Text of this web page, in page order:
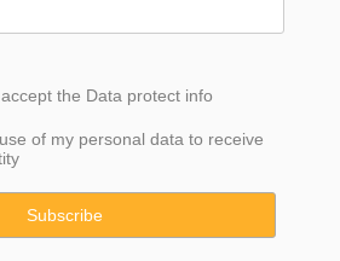
the Data protect info
of my personal data to receive